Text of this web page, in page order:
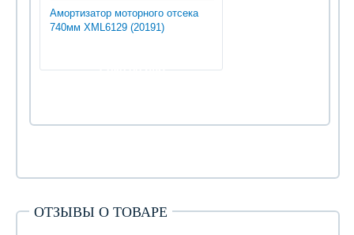
Амортизатор моторного отсека
740мм XML6129 (20191)
1 080.00 руб
ОТЗЫВЫ О ТОВАРЕ